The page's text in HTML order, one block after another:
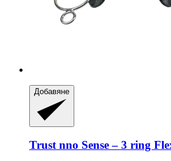
Добавяне
Trust nno Sense – 3 ring